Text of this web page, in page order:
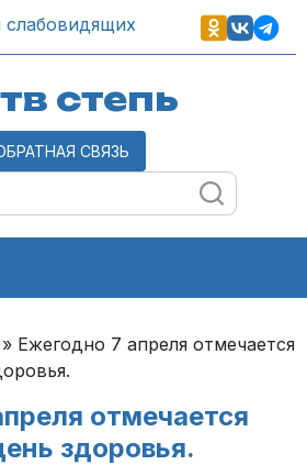
тв степь
СВЯЗЬ
» Ежегодно 7 апреля отмечается
отмечается
здоровья.